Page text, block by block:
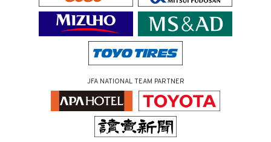
JFA NATIONAL TEAM PARTNER